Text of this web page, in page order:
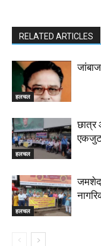
RELATED ARTICLES
हलचल
हलचल
छात्र
हलचल